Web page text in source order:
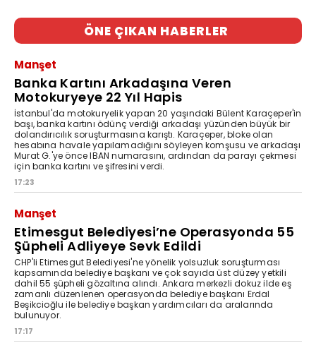
ÖNE ÇIKAN HABERLER
Manşet
Banka Kartını Arkadaşına Veren
Motokuryeye 22 Yıl Hapis
İstanbul'da motokuryelik yapan 20 yaşındaki Bülent Karaçeper'in
başı, banka kartını ödünç verdiği arkadaşı yüzünden büyük bir
dolandırıcılık soruşturmasına karıştı. Karaçeper, bloke olan
hesabına havale yapılamadığını söyleyen komşusu ve arkadaşı
Murat G.'ye önce IBAN numarasını, ardından da parayı çekmesi
için banka kartını ve şifresini verdi.
17:23
Manşet
Etimesgut Belediyesi’ne Operasyonda 55
Şüpheli Adliyeye Sevk Edildi
CHP'li Etimesgut Belediyesi'ne yönelik yolsuzluk soruşturması
kapsamında belediye başkanı ve çok sayıda üst düzey yetkili
dahil 55 şüpheli gözaltına alındı. Ankara merkezli dokuz ilde eş
zamanlı düzenlenen operasyonda belediye başkanı Erdal
Beşikcioğlu ile belediye başkan yardımcıları da aralarında
bulunuyor.
17:17